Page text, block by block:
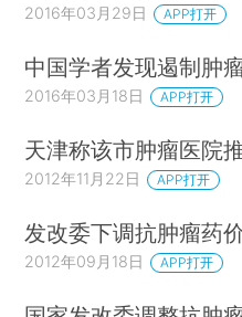
2016年03月29日 APP打开
中国学者发现遏制肿
2016年03月18日 APP打开
天津称该市肿瘤医院
2012年11月22日 APP打开
发改委下调抗肿瘤药
2012年09月18日 APP打开